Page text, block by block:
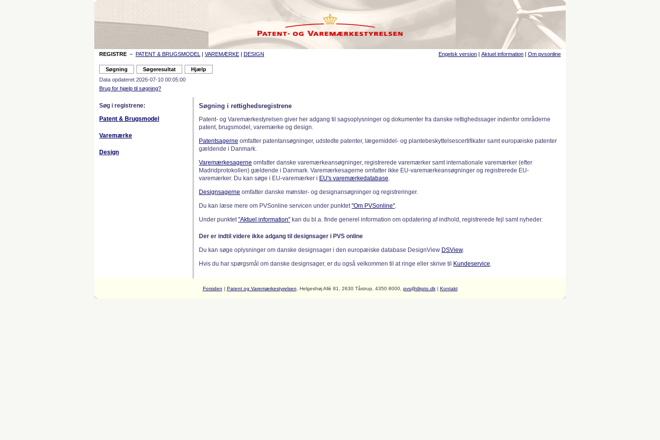
REGISTRE – PATENT & BRUGSMODEL | VAREMÆRKE | DESIGN Engelsk version | Aktuel information | Om pvsonline
Data opdateret 2026-07-10 00:05:00
Brug for hjælp til søgning?
Søg i registrene:
Patent & Brugsmodel
Varemærke
Design
Søgning i rettighedsregistrene
Patent- og Varemærkestyrelsen giver her adgang til sagsoplysninger og dokumenter fra danske rettighedssager indenfor områderne
patent, brugsmodel, varemærke og design.
Patentsagerne omfatter patentansøgninger, udstedte patenter, lægemiddel- og plantebeskyttelsescertifikater samt europæiske patenter
gældende i Danmark.
Varemærkesagerne omfatter danske varemærkeansøgninger, registrerede varemærker samt internationale varemærker (efter
Madridprotokollen) gældende i Danmark. Varemærkesagerne omfatter ikke EU-varemærkeansøgninger og registrerede EU-
varemærker. Du kan søge i EU-varemærker i EU's varemærkedatabase.
Designsagerne omfatter danske mønster- og designansøgninger og registreringer.
Du kan læse mere om PVSonline servicen under punktet"Om PVSonline".
Under punktet"Aktuel information" kan du bl.a. finde generel information om opdatering af indhold, registrerede fejl samt nyheder.
Der er indtil videre ikke adgang til designsager i PVS online
Du kan søge oplysninger om danske designsager i den europæiske database DesignView DSView.
Hvis du har spørgsmål om danske designsager, er du også velkommen til at ringe eller skrive til
Kundeservice.
Forsiden | Patent og Varemærkestyrelsen , Helgeshøj Allé 81, 2630 Tåstrup, 4350 8000, pvs@dkpto.dk| Kontakt